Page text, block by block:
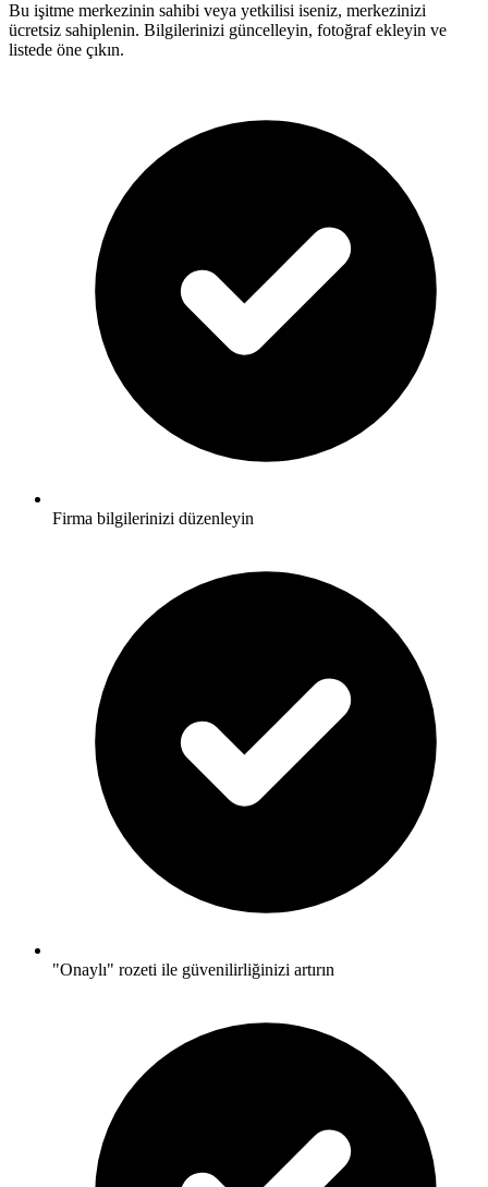
Bu işitme merkezinin sahibi veya yetkilisi iseniz, merkezinizi
ücretsiz sahiplenin. Bilgilerinizi güncelleyin, fotoğraf ekleyin ve
listede öne çıkın.
Firma bilgilerinizi düzenleyin
"Onaylı" rozeti ile güvenilirliğinizi artırın